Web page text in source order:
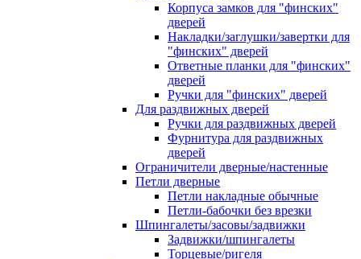
Корпуса замков для "финских"
дверей
Накладки/заглушки/завертки для
"финских" дверей
Ответные планки для "финских"
дверей
Ручки для "финских" дверей
Для раздвижных дверей
Ручки для раздвижных дверей
Фурнитура для раздвижных
дверей
Ограничители дверные/настенные
Петли дверные
Петли накладные обычные
Петли-бабочки без врезки
Шпингалеты/засовы/задвижки
Задвижки/шпингалеты
Торцевые/ригеля